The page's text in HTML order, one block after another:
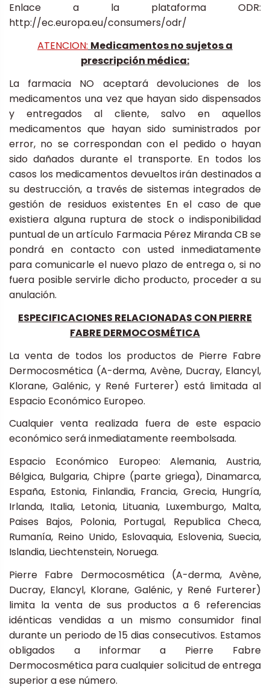
Enlace a la plataforma ODR:
http://ec.europa.eu/consumers/odr/
ATENCION: Medicamentos no sujetos a
prescripción médica:
La farmacia NO aceptará devoluciones de los
medicamentos una vez que hayan sido dispensados
y entregados al cliente, salvo en aquellos
medicamentos que hayan sido suministrados por
error, no se correspondan con el pedido o hayan
sido dañados durante el transporte. En todos los
casos los medicamentos devueltos irán destinados a
su destrucción, a través de sistemas integrados de
gestión de residuos existentes En el caso de que
existiera alguna ruptura de stock o indisponibilidad
puntual de un artículo Farmacia Pérez Miranda CB se
pondrá en contacto con usted inmediatamente
para comunicarle el nuevo plazo de entrega o, si no
fuera posible servirle dicho producto, proceder a su
anulación.
ESPECIFICACIONES RELACIONADAS CON PIERRE
FABRE DERMOCOSMÉTICA
La venta de todos los productos de Pierre Fabre
Dermocosmética (A-derma, Avène, Ducray, Elancyl,
Klorane, Galénic, y René Furterer) está limitada al
Espacio Económico Europeo.
Cualquier venta realizada fuera de este espacio
económico será inmediatamente reembolsada.
Espacio Económico Europeo: Alemania, Austria,
Bélgica, Bulgaria, Chipre (parte griega), Dinamarca,
España, Estonia, Finlandia, Francia, Grecia, Hungría,
Irlanda, Italia, Letonia, Lituania, Luxemburgo, Malta,
Paises Bajos, Polonia, Portugal, Republica Checa,
Rumanía, Reino Unido, Eslovaquia, Eslovenia, Suecia,
Islandia, Liechtenstein, Noruega.
Pierre Fabre Dermocosmética (A-derma, Avène,
Ducray, Elancyl, Klorane, Galénic, y René Furterer)
limita la venta de sus productos a 6 referencias
idénticas vendidas a un mismo consumidor final
durante un periodo de 15 dias consecutivos. Estamos
obligados a informar a Pierre Fabre
Dermocosmética para cualquier solicitud de entrega
superior a ese número.